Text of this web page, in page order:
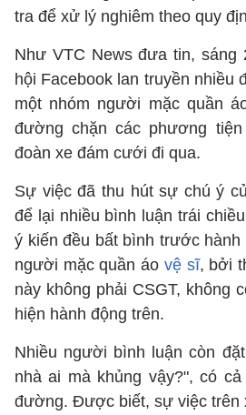
tra để xử lý nghiêm theo quy
Như VTC News đưa tin, sáng
hội Facebook lan truyền nhiều
một nhóm người mặc quần
đường chặn các phương
đoàn xe đám cưới đi qua.
Sự việc đã thu hút sự chú ý
để lại nhiều bình luận trái
ý kiến đều bất bình trước hành
người mặc quần áo vệ sĩ, bởi
này không phải CSGT, không
hiện hành động trên.
Nhiều người bình luận còn
nhà ai mà khủng vậy?", có
đường. Được biết, sự việc trên